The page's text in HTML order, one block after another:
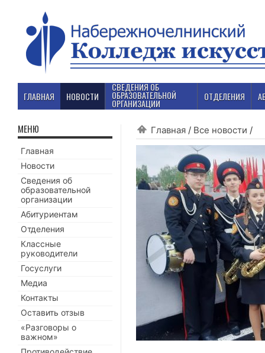
ГЛАВНАЯ НОВОСТИ
СВЕДЕНИЯ ОБ
ОБРАЗОВАТЕЛЬНОЙ
ОРГАНИЗАЦИИ
ОТДЕЛЕНИЯ
Главная / Все новости /
МЕНЮ
Главная
Новости
Сведения об
образовательной
организации
Абитуриентам
Отделения
Классные
руководители
Госуслуги
Медиа
Контакты
Оставить отзыв
«Разговоры о
важном»